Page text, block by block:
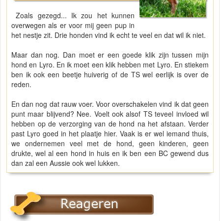
Zoals gezegd... Ik zou het kunnen
overwegen als er voor mij geen pup in
het nestje zit. Drie honden vind ik echt te veel en dat wil ik niet.
Maar dan nog. Dan moet er een goede klik zijn tussen mijn
hond en Lyro. En ik moet een klik hebben met Lyro. En stiekem
ben ik ook een beetje huiverig of de TS wel eerlijk is over de
reden.
En dan nog dat rauw voer. Voor overschakelen vind ik dat geen
punt maar blijvend? Nee. Voelt ook alsof TS teveel invloed wil
hebben op de verzorging van de hond na het afstaan. Verder
past Lyro goed in het plaatje hier. Vaak is er wel iemand thuis,
we ondernemen veel met de hond, geen kinderen, geen
drukte, wel al een hond in huis en ik ben een BC gewend dus
dan zal een Aussie ook wel lukken.